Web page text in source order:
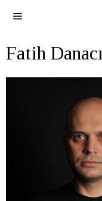
Fatih Danacı